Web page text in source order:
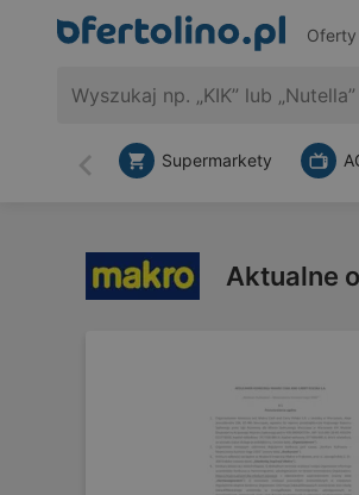
Wstecz
Supermarkety
Aktualne